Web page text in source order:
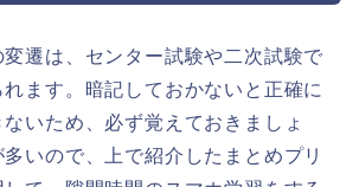
遷は、センター試験や二次試験で
ます。暗記しておかないと正確に
いため、必ず覚えておきましょ
いので、上で紹介したまとめプリ